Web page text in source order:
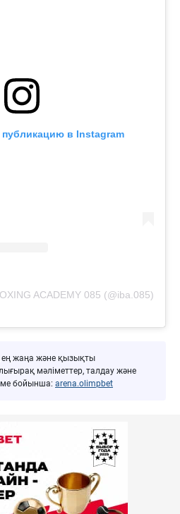
публикацию в Instagram
ACADEMY 085 (@iba.085)
ең жаңа және қызықты
мәліметтер, талдау және
бойынша: arena.olimpbet